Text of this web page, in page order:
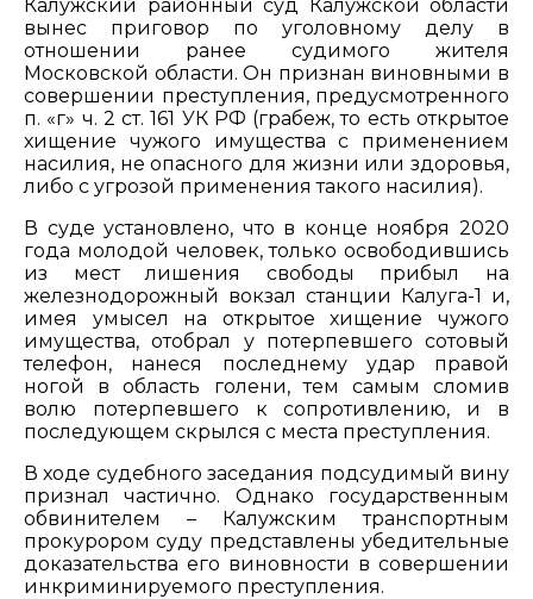
Калужский районный суд Калужской области
вынес приговор по уголовному делу в
отношении ранее судимого жителя
Московской области. Он признан виновными в
совершении преступления, предусмотренного
п. «г» ч. 2 ст. 161 УК РФ (грабеж, то есть открытое
хищение чужого имущества с применением
насилия, не опасного для жизни или здоровья,
либо с угрозой применения такого насилия).
В суде установлено, что в конце ноября 2020
года молодой человек, только освободившись
из мест лишения свободы прибыл на
железнодорожный вокзал станции Калуга-1 и,
имея умысел на открытое хищение чужого
имущества, отобрал у потерпевшего сотовый
телефон, нанеся последнему удар правой
ногой в область голени, тем самым сломив
волю потерпевшего к сопротивлению, и в
последующем скрылся с места преступления.
В ходе судебного заседания подсудимый вину
признал частично. Однако государственным
обвинителем – Калужским транспортным
прокурором суду представлены убедительные
доказательства его виновности в совершении
инкриминируемого преступления.